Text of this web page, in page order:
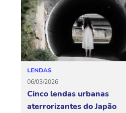
LENDAS
06/03/2026
Cinco lendas urbanas
aterrorizantes do Japão